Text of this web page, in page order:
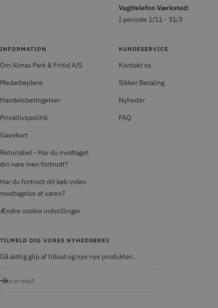
Vagttelefon Værksted:
I periode 1/11 - 31/3
INFORMATION
Om Almas Park & Fritid A/S
Medarbejdere
Handelsbetingelser
Privatlivspolitik
Gavekort
Returlabel - Har du modtaget
din vare men fortrudt?
Har du fortrudt dit køb inden
modtagelse af varen?
Ændre cookie indstillinger
KUNDESERVICE
Kontakt os
Sikker Betaling
Nyheder
FAQ
TILMELD DIG VORES NYHEDSBREV
Gå aldrig glip af tilbud og nye nye produkter..
Din e-mail